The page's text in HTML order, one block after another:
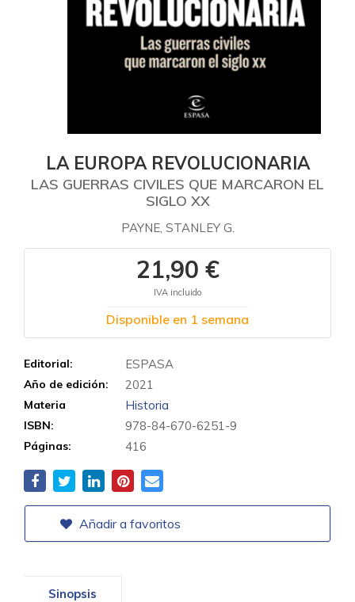
LA EUROPA REVOLUCIONARIA
LAS GUERRAS CIVILES QUE MARCARON EL
SIGLO XX
PAYNE, STANLEY G.
21,90 €
IVA incluido
Disponible en 1 semana
Editorial: ESPASA
Año de edición: 2021
Materia Historia
ISBN: 978-84-670-6251-9
Páginas: 416
Añadir a favoritos
Sinopsis